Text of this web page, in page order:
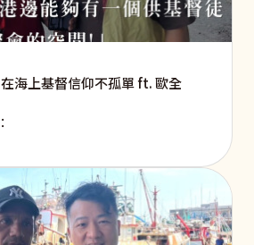
在海上基督信仰不孤單 ft. 歐全